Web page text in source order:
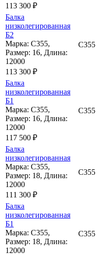
113 300 ₽
Балка
низколегированная
Б2
Марка: С355,
Размер: 16, Длина:
12000
113 300 ₽
С355
Балка
низколегированная
Б1
Марка: С355,
Размер: 16, Длина:
12000
117 500 ₽
С355
Балка
низколегированная
Марка: С355,
Размер: 18, Длина:
12000
111 300 ₽
С355
Балка
низколегированная
Б1
Марка: С355,
Размер: 18, Длина:
12000
С355